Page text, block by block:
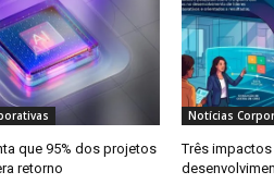
que 95% dos projetos
retorno
Notícias
Três